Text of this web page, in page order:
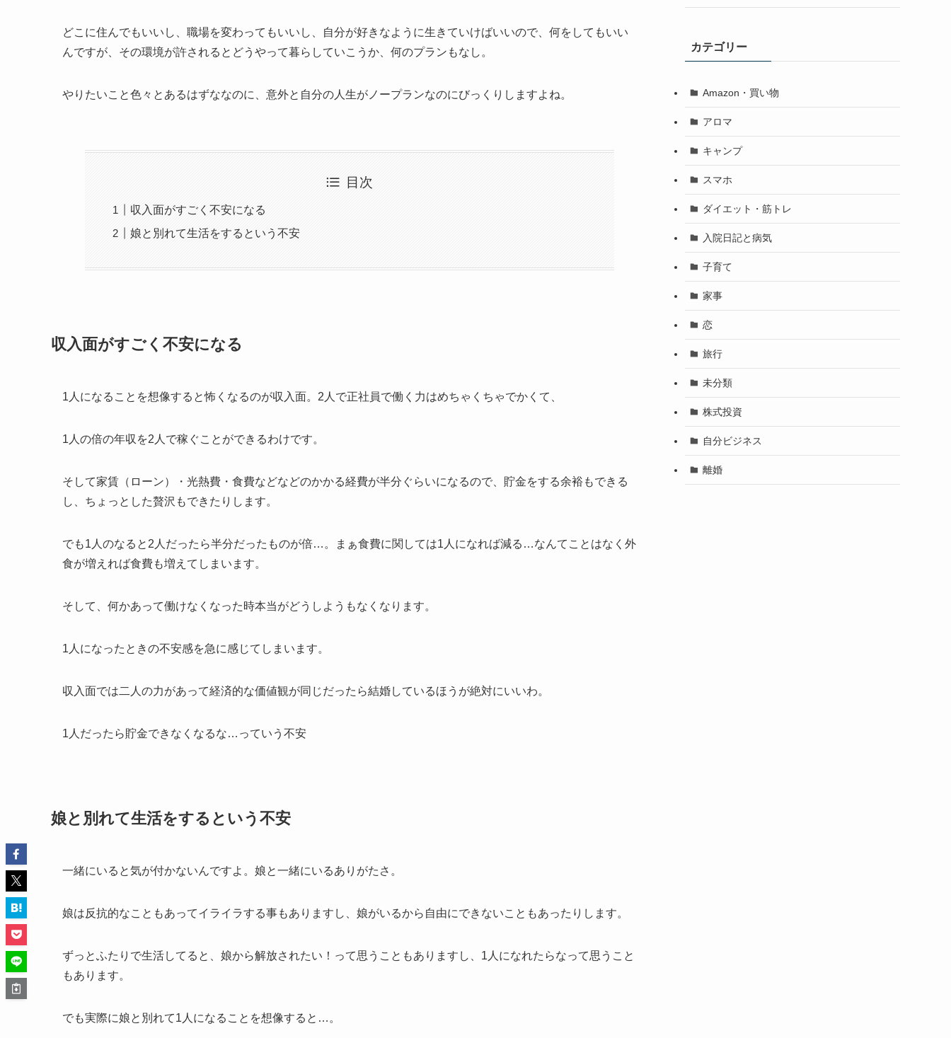
どこに住んでもいいし、職場を変わってもいいし、自分が好きなように生きていけばいいので、何をしてもいい
んですが、その環境が許されるとどうやって暮らしていこうか、何のプランもなし。
やりたいこと色々とあるはずななのに、意外と自分の人生がノープランなのにびっくりしますよね。
目次
収入面がすごく不安になる
娘と別れて生活をするという不安
収入面がすごく不安になる
1人になることを想像すると怖くなるのが収入面。2人で正社員で働く力はめちゃくちゃでかくて、
1人の倍の年収を2人で稼ぐことができるわけです。
そして家賃（ローン）・光熱費・食費などなどのかかる経費が半分ぐらいになるので、貯金をする余裕もできる
し、ちょっとした贅沢もできたりします。
でも1人のなると2人だったら半分だったものが倍…。まぁ食費に関しては1人になれば減る…なんてことはなく外
食が増えれば食費も増えてしまいます。
そして、何かあって働けなくなった時本当がどうしようもなくなります。
1人になったときの不安感を急に感じてしまいます。
収入面では二人の力があって経済的な価値観が同じだったら結婚しているほうが絶対にいいわ。
1人だったら貯金できなくなるな…っていう不安
娘と別れて生活をするという不安
一緒にいると気が付かないんですよ。娘と一緒にいるありがたさ。
娘は反抗的なこともあってイライラする事もありますし、娘がいるから自由にできないこともあったりします。
ずっとふたりで生活してると、娘から解放されたい！って思うこともありますし、1人になれたらなって思うこと
もあります。
でも実際に娘と別れて1人になることを想像すると…。
カテゴリー
Amazon・買い物
アロマ
キャンプ
スマホ
ダイエット・筋トレ
入院日記と病気
子育て
家事
恋
旅行
未分類
株式投資
自分ビジネス
離婚